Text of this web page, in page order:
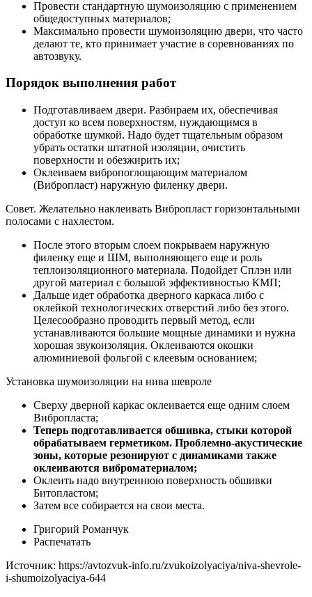
Провести стандартную шумоизоляцию с применением
общедоступных материалов;
Максимально провести шумоизоляцию двери, что часто
делают те, кто принимает участие в соревнованиях по
автозвуку.
Порядок выполнения работ
Подготавливаем двери. Разбираем их, обеспечивая
доступ ко всем поверхностям, нуждающимся в
обработке шумкой. Надо будет тщательным образом
убрать остатки штатной изоляции, очистить
поверхности и обезжирить их;
Оклеиваем вибропоглощающим материалом
(Вибропласт) наружную филенку двери.
Совет. Желательно наклеивать Вибропласт горизонтальными
полосами с нахлестом.
После этого вторым слоем покрываем наружную
филенку еще и ШМ, выполняющего еще и роль
теплоизоляционного материала. Подойдет Сплэн или
другой материал с большой эффективностью КМП;
Дальше идет обработка дверного каркаса либо с
оклейкой технологических отверстий либо без этого.
Целесообразно проводить первый метод, если
устанавливаются большие мощные динамики и нужна
хорошая звукоизоляция. Оклеиваются окошки
алюминиевой фольгой с клеевым основанием;
Установка шумоизоляции на нива шевроле
Сверху дверной каркас оклеивается еще одним слоем
Вибропласта;
Теперь подготавливается обшивка, стыки которой
обрабатываем герметиком. Проблемно-акустические
зоны, которые резонируют с динамиками также
оклеиваются виброматериалом;
Оклеить надо внутреннюю поверхность обшивки
Битопластом;
Затем все собирается на свои места.
Григорий Романчук
Распечатать
Источник: https://avtozvuk-info.ru/zvukoizolyaciya/niva-shevrole-
i-shumoizolyaciya-644